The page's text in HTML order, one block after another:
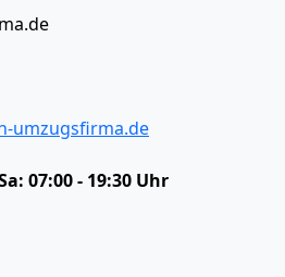
umzugsfirma.de
07:00 - 19:30 Uhr